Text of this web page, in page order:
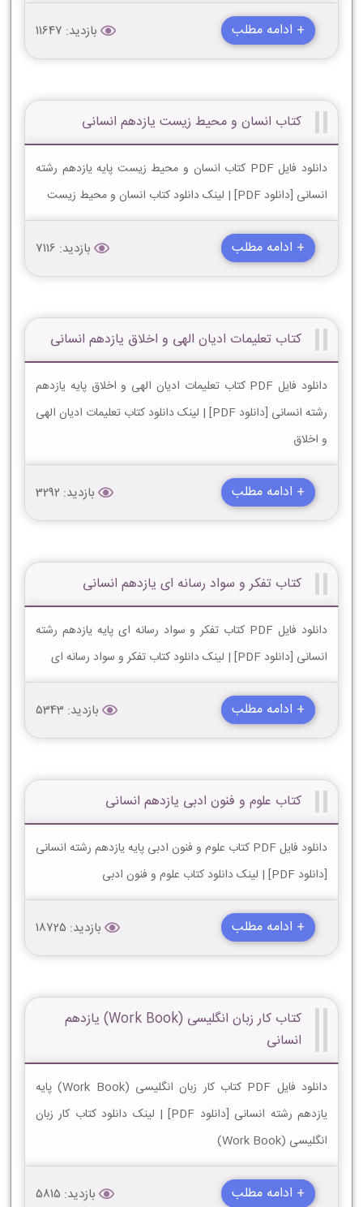
+ ادامه مطلب بازدید: 11647
کتاب انسان و محیط زیست یازدهم انسانی
دانلود فایل PDF کتاب انسان و محیط زیست پایه یازدهم رشته
انسانی [دانلود PDF] | لینک دانلود کتاب انسان و محیط زیست
+ ادامه مطلب بازدید: 7116
کتاب تعلیمات ادیان الهی و اخلاق یازدهم انسانی
دانلود فایل PDF کتاب تعلیمات ادیان الهی و اخلاق پایه یازدهم
رشته انسانی [دانلود PDF] | لینک دانلود کتاب تعلیمات ادیان الهی
و اخلاق
+ ادامه مطلب بازدید: 3292
کتاب تفکر و سواد رسانه ای یازدهم انسانی
دانلود فایل PDF کتاب تفکر و سواد رسانه ای پایه یازدهم رشته
انسانی [دانلود PDF] | لینک دانلود کتاب تفکر و سواد رسانه ای
+ ادامه مطلب بازدید: 5343
کتاب علوم و فنون ادبی یازدهم انسانی
دانلود فایل PDF کتاب علوم و فنون ادبی پایه یازدهم رشته انسانی
[دانلود PDF] | لینک دانلود کتاب علوم و فنون ادبی
+ ادامه مطلب بازدید: 18725
کتاب کار زبان انگلیسی (Work Book) یازدهم
انسانی
دانلود فایل PDF کتاب کار زبان انگلیسی (Work Book) پایه
یازدهم رشته انسانی [دانلود PDF] | لینک دانلود کتاب کار زبان
انگلیسی (Work Book)
+ ادامه مطلب بازدید: 5815